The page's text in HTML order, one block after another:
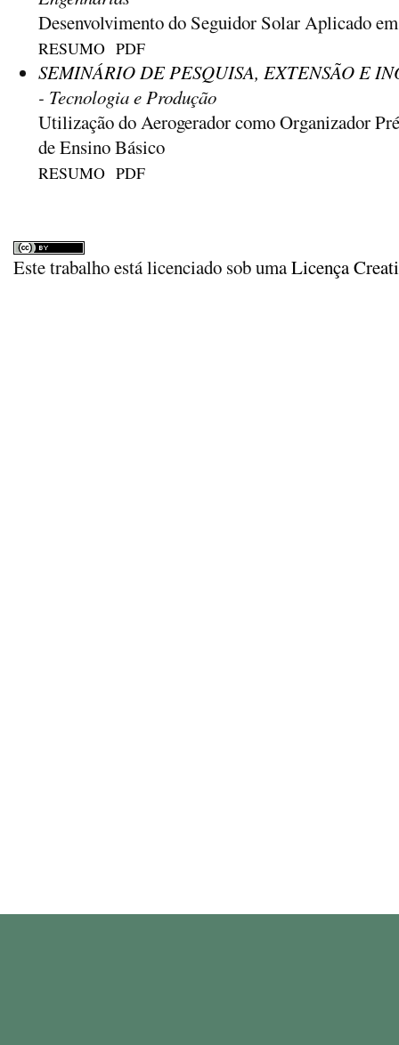
Desenvolvimento do Seguidor Solar Aplicado
RESUMO PDF
SEMINÁRIO DE PESQUISA, EXTENSÃO E
- Tecnologia e Produção
Utilização do Aerogerador como Organizador
de Ensino Básico
RESUMO PDF
Este trabalho está licenciado sob umaLicença